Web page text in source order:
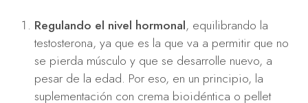
Regulando el nivel hormonal, equilibrando la
testosterona, ya que es la que va a permitir que no
se pierda músculo y que se desarrolle nuevo, a
pesar de la edad. Por eso, en un principio, la
suplementación con crema bioidéntica o pellet